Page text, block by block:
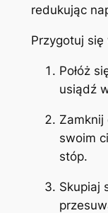
redukując
Przygotuj
Połóż
usiądź
Zamknij
swoim
stóp.
Skupiaj